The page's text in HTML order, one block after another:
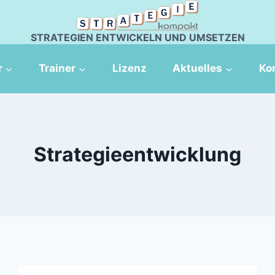
STRATEGIEN ENTWICKELN UND UMSETZEN
Trainer Lizenz Aktuelles
Strategieentwicklung